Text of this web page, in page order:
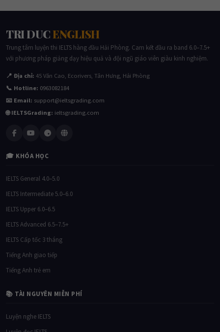
TRI DUCENGLISH
Trung tâm luyện thi IELTS hàng đầu Hải Phòng. Cam kết đầu ra band 6.0–7.5+
với phương pháp giảng dạy hiệu quả và đội ngũ giáo viên giàu kinh nghiệm.
📍 Địa chỉ: 45 Văn Cao, Ecorivers, Tân Hưng, Hải Phòng
📞 Hotline: 0963082184
📧 Email: support@ieltsgrading.com
🌐 IELTSGrading: ieltsgrading.com
🎓 KHÓA HỌC
IELTS General 4.0–5.0
IELTS Intermediate 5.0–6.0
IELTS Upper 6.0–6.5
IELTS Advanced 6.5–7.5+
IELTS Cấp tốc 3 tháng
Tiếng Anh giao tiếp
Tiếng Anh trẻ em
📚 TÀI NGUYÊN MIỄN PHÍ
Luyện nghe IELTS